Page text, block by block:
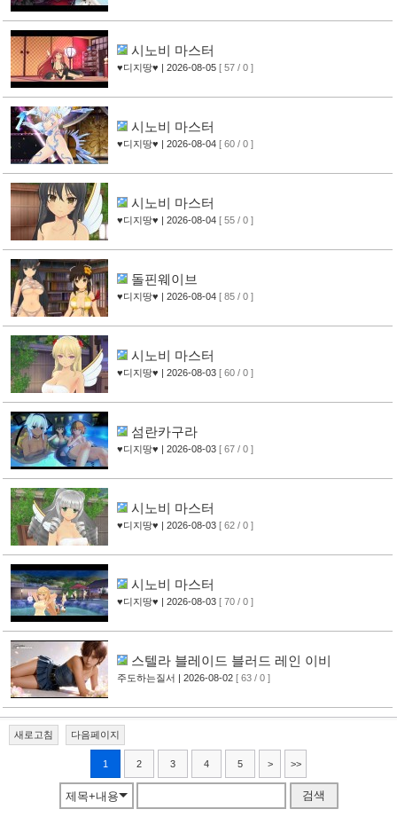
시노비 마스터
♥디지땅♥ | 2026-08-05 [ 57 / 0 ]
시노비 마스터
♥디지땅♥ | 2026-08-04 [ 60 / 0 ]
시노비 마스터
♥디지땅♥ | 2026-08-04 [ 55 / 0 ]
돌핀웨이브
♥디지땅♥ | 2026-08-04 [ 85 / 0 ]
시노비 마스터
♥디지땅♥ | 2026-08-03 [ 60 / 0 ]
섬란카구라
♥디지땅♥ | 2026-08-03 [ 67 / 0 ]
시노비 마스터
♥디지땅♥ | 2026-08-03 [ 62 / 0 ]
시노비 마스터
♥디지땅♥ | 2026-08-03 [ 70 / 0 ]
스텔라 블레이드 블러드 레인 이비
주도하는질서 | 2026-08-02 [ 63 / 0 ]
새로고침 다음페이지
1 2 3 4 5 > >>
제목+내용 검색